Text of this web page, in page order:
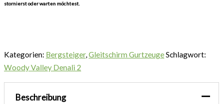
stornierst oder warten möchtest.
Kategorien: Bergsteiger,Gleitschirm GurtzeugeSchlagwort:
Woody Valley Denali 2
Beschreibung